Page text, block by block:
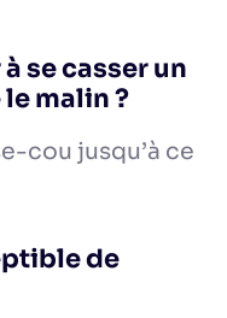
se casser un
malin ?
cou jusqu’à ce
de